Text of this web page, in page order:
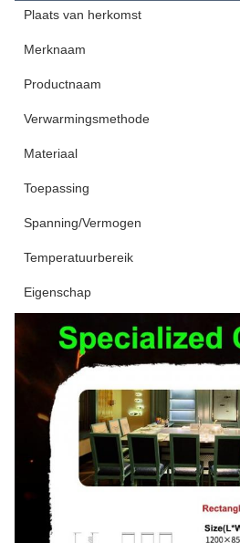
Plaats van herkomst
Merknaam
Productnaam
Verwarmingsmethode
Materiaal
Toepassing
Spanning/Vermogen
Temperatuurbereik
Eigenschap